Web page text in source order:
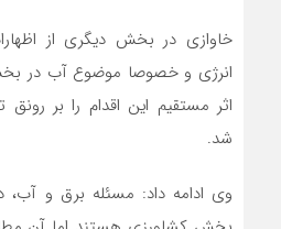
خاوازی در بخش دیگری از
انرژی و خصوصا موضوع آب در
اثر مستقیم این اقدام را بر رونق
شد.
وی ادامه داد: مسئله برق و